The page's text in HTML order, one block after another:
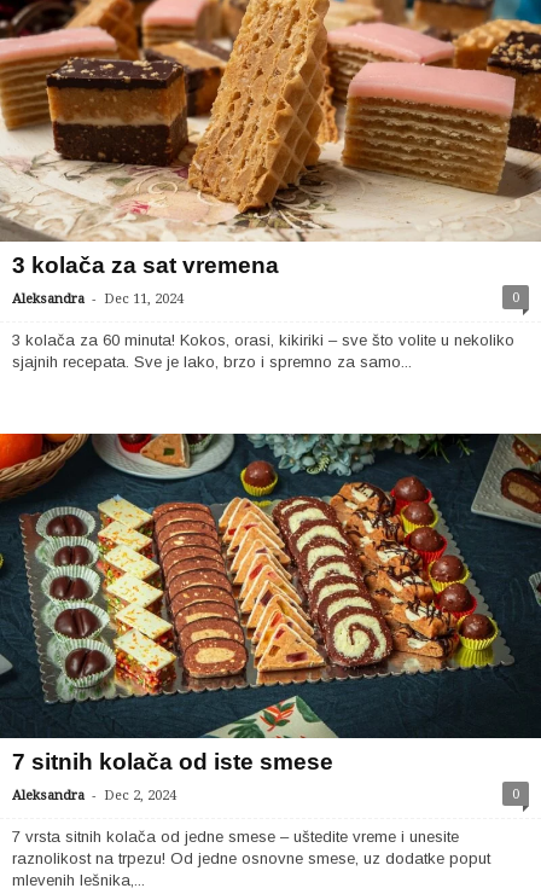
3 kolača za sat vremena
Aleksandra - Dec 11, 2024 0
3 kolača za 60 minuta! Kokos, orasi, kikiriki – sve što volite u nekoliko
sjajnih recepata. Sve je lako, brzo i spremno za samo...
7 sitnih kolača od iste smese
Aleksandra - Dec 2, 2024 0
7 vrsta sitnih kolača od jedne smese – uštedite vreme i unesite
raznolikost na trpezu! Od jedne osnovne smese, uz dodatke poput
mlevenih lešnika,...